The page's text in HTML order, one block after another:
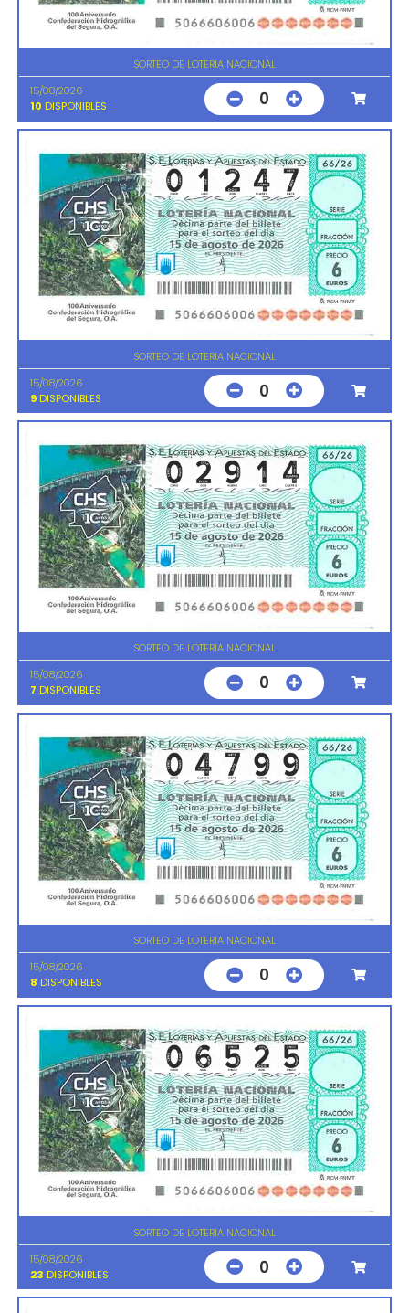
SORTEO DE LOTERIA NACIONAL
15/08/2026
10 DISPONIBLES 0
SORTEO DE LOTERIA NACIONAL
15/08/2026
9 DISPONIBLES 0
SORTEO DE LOTERIA NACIONAL
15/08/2026
7 DISPONIBLES 0
SORTEO DE LOTERIA NACIONAL
15/08/2026
8 DISPONIBLES 0
SORTEO DE LOTERIA NACIONAL
15/08/2026
23 DISPONIBLES 0